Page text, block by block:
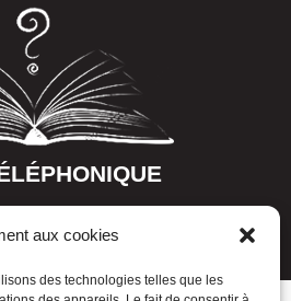
aux cookies
des technologies telles que les